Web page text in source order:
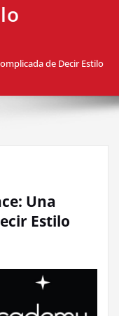
de Decir Estilo
Una
Estilo